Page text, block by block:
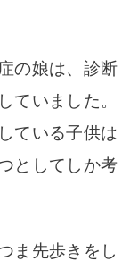
の娘は、診断
ていました。
ている子供は
としてしか考
ま先歩きをし